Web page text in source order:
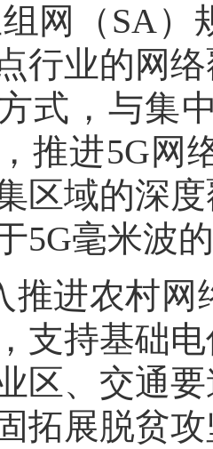
网（SA
行业的网
式，与集
推进5G网
区域的深
5G毫米波
推进农村
支持基础
区、交通
拓展脱贫